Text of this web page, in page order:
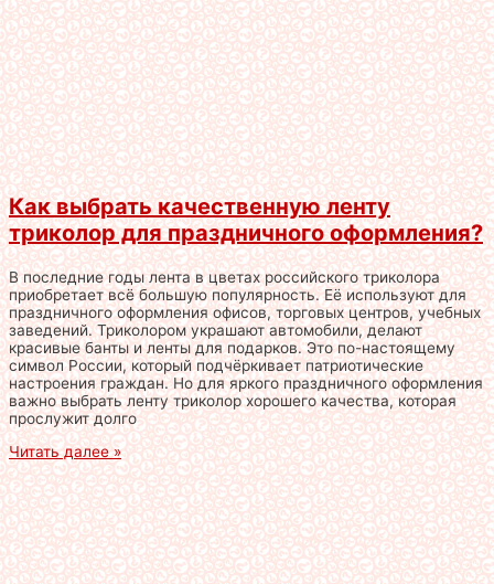
Как выбрать качественную ленту
триколор для праздничного оформления?
В последние годы лента в цветах российского триколора
приобретает всё большую популярность. Её используют для
праздничного оформления офисов, торговых центров, учебных
заведений. Триколором украшают автомобили, делают
красивые банты и ленты для подарков. Это по-настоящему
символ России, который подчёркивает патриотические
настроения граждан. Но для яркого праздничного оформления
важно выбрать ленту триколор хорошего качества, которая
прослужит долго
Читать далее »